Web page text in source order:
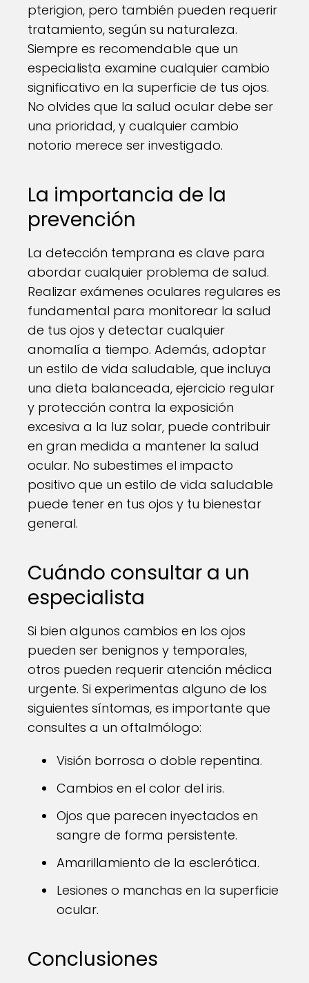
pterigion, pero también pueden requerir
tratamiento, según su naturaleza.
Siempre es recomendable que un
especialista examine cualquier cambio
significativo en la superficie de tus ojos.
No olvides que la salud ocular debe ser
una prioridad, y cualquier cambio
notorio merece ser investigado.
La importancia de la
prevención
La detección temprana es clave para
abordar cualquier problema de salud.
Realizar exámenes oculares regulares es
fundamental para monitorear la salud
de tus ojos y detectar cualquier
anomalía a tiempo. Además, adoptar
un estilo de vida saludable, que incluya
una dieta balanceada, ejercicio regular
y protección contra la exposición
excesiva a la luz solar, puede contribuir
en gran medida a mantener la salud
ocular. No subestimes el impacto
positivo que un estilo de vida saludable
puede tener en tus ojos y tu bienestar
general.
Cuándo consultar a un
especialista
Si bien algunos cambios en los ojos
pueden ser benignos y temporales,
otros pueden requerir atención médica
urgente. Si experimentas alguno de los
siguientes síntomas, es importante que
consultes a un oftalmólogo:
Visión borrosa o doble repentina.
Cambios en el color del iris.
Ojos que parecen inyectados en
sangre de forma persistente.
Amarillamiento de la esclerótica.
Lesiones o manchas en la superficie
ocular.
Conclusiones